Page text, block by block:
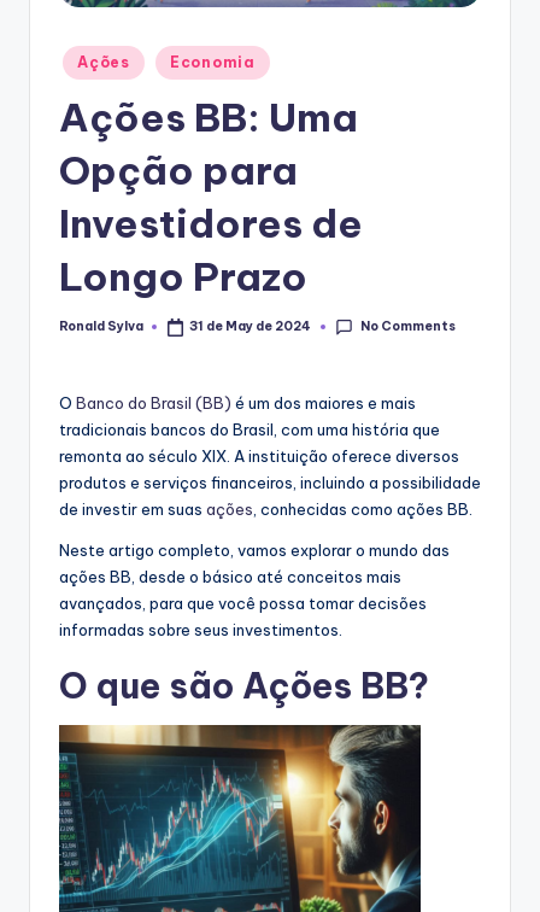
Posted
in
Ações Economia
Ações BB: Uma
Opção para
Investidores de
Longo Prazo
Posted
Ronald Sylva 31 de May de 2024 No Comments
O Banco do Brasil (BB) é um dos maiores e mais
tradicionais bancos do Brasil, com uma história que
remonta ao século XIX. A instituição oferece diversos
produtos e serviços financeiros, incluindo a possibilidade
de investir em suas ações , conhecidas como ações BB.
Neste artigo completo, vamos explorar o mundo das
ações BB, desde o básico até conceitos mais
avançados, para que você possa tomar decisões
informadas sobre seus investimentos.
O que são Ações BB?